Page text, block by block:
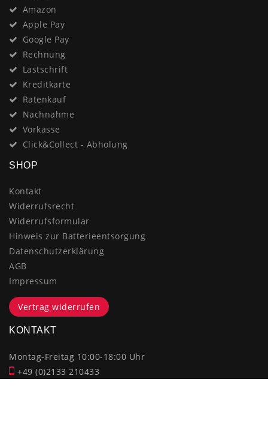
Amazon
Apple Pay
Google Pay
Rechnung
Lastschrift
Kreditkarte
Ratenkauf
Nachnahme
Vorkasse
Click&Collect - Abholung
SHOP
Kontakt
Widerrufsrecht
Widerrufsformular
Hinweis zur Batterieentsorgung
Datenschutzerklärung
AGB
Impressum
Vertrag widerrufen
KONTAKT
Montag-Freitag 10:00-18:00 Uhr
+49 (0)2133 210433